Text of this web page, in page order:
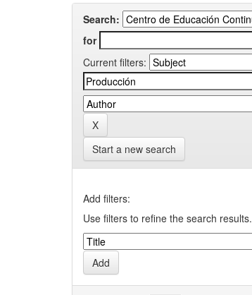
Search:
for
Current filters:
Start a new search
Add filters:
Use filters to refine the search results.